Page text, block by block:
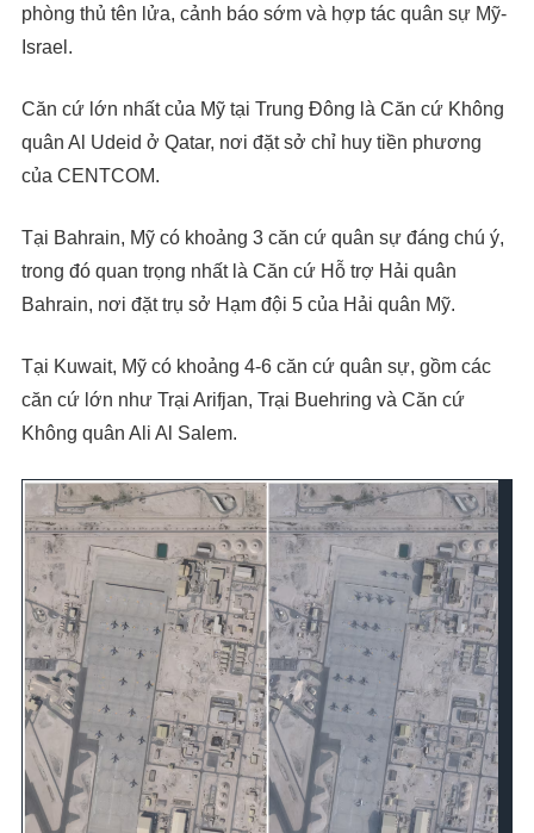
phòng thủ tên lửa, cảnh báo sớm và hợp tác quân sự Mỹ-
Israel.
Căn cứ lớn nhất của Mỹ tại Trung Đông là Căn cứ Không
quân Al Udeid ở Qatar, nơi đặt sở chỉ huy tiền phương
của CENTCOM.
Tại Bahrain, Mỹ có khoảng 3 căn cứ quân sự đáng chú ý,
trong đó quan trọng nhất là Căn cứ Hỗ trợ Hải quân
Bahrain, nơi đặt trụ sở Hạm đội 5 của Hải quân Mỹ.
Tại Kuwait, Mỹ có khoảng 4-6 căn cứ quân sự, gồm các
căn cứ lớn như Trại Arifjan, Trại Buehring và Căn cứ
Không quân Ali Al Salem.